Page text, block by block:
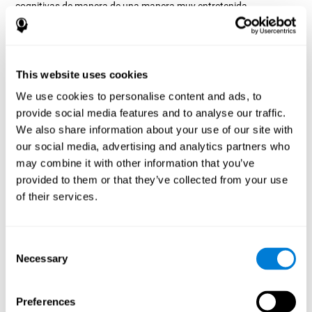
This website uses cookies
We use cookies to personalise content and ads, to
provide social media features and to analyse our traffic.
We also share information about your use of our site with
our social media, advertising and analytics partners who
may combine it with other information that you’ve
provided to them or that they’ve collected from your use
of their services.
Selection
Necessary
Preferences
cognitivas de manera de una manera muy entretenida.
¿Cómo mejora el juego mental
Entretenerse con juegos como el Crucigrama Visual de CogniFit
estimula un patrón de activación neural específico. Repetir y
entrenar de manera consistente este patrón, puede ayudar a
crear nuevas sinapsis, y a que los circuitos neuronales se
reorganicen y recuperen funciones cognitivas debilitadas o
dañadas.
El juego del Crucigrama Visual ayuda a ejercitar la memoria de
trabajo, la denominación y la percepción. Estimular de manera
consistente estas habilidades, puede ayudar a crear nuevas
3ª SEMANA